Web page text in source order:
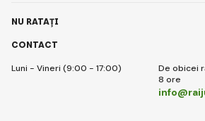
CONTACT
Luni - Vineri (9:00 - 17:00)
De obicei
8 ore
NU RATAȚI